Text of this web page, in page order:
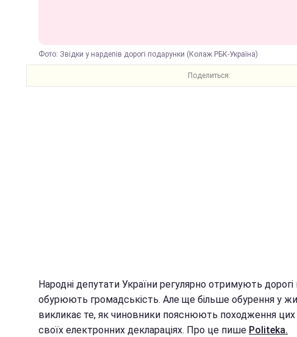
Фото: Звідки у нардепів дорогі подарунки (Колаж РБК-Україна)
Поделиться:
Народні депутати України регулярно отримують дорогі
обурюють громадськість. Але ще більше обурення у
викликає те, як чиновники пояснюють походження цих
своїх електронних деклараціях. Про це пише Рoliteka.